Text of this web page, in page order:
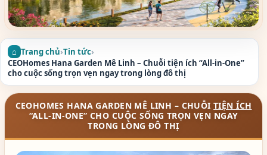
Trang chủ›Tin tức›
CEOHomes Hana Garden Mê Linh – Chuỗi tiện ích “All-in-One”
cho cuộc sống trọn vẹn ngay trong lòng đô thị
CEOHOMES HANA GARDEN MÊ LINH – CHUỖITIỆN ÍCH
“ALL-IN-ONE” CHO CUỘC SỐNG TRỌN VẸN NGAY
TRONG LÒNG ĐÔ THỊ